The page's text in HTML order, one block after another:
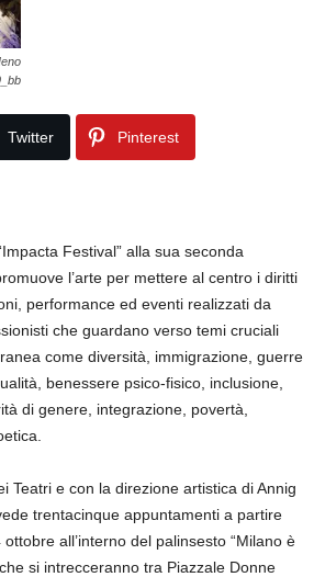
Twitter Pinterest
Festival” alla sua seconda
l’arte per mettere al centro i diritti
performance ed eventi realizzati da
che guardano verso temi cruciali
come diversità, immigrazione, guerre
benessere psico-fisico, inclusione,
di genere, integrazione, povertà,
Teatri e con la direzione artistica di Annig
trentacinque appuntamenti a partire
all’interno del palinsesto “Milano è
si intrecceranno tra Piazzale Donne